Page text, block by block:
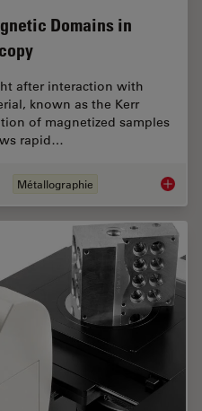
Domains in
after interaction with
known as the Kerr
of magnetized samples
rapid…
Métallographie